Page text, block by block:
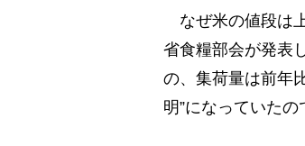
なぜ米の値段は
省食糧部会が発表
の、集荷量は前年
明”になっていたの